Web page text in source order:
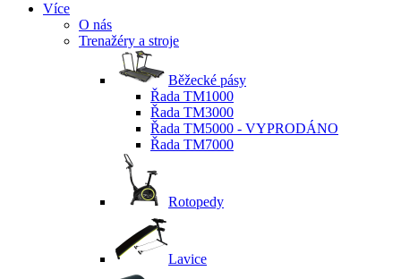
Více
O nás
Trenažéry a stroje
Běžecké pásy
Řada TM1000
Řada TM3000
Řada TM5000 - VYPRODÁNO
Řada TM7000
Rotopedy
Lavice